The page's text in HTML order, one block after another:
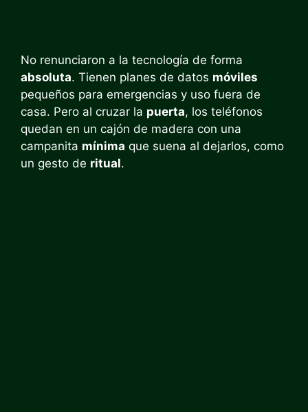
No renunciaron a la tecnología de forma
absoluta. Tienen planes de datos móviles
pequeños para emergencias y uso fuera de
casa. Pero al cruzar la puerta, los teléfonos
quedan en un cajón de madera con una
campanita mínima que suena al dejarlos, como
un gesto de ritual.